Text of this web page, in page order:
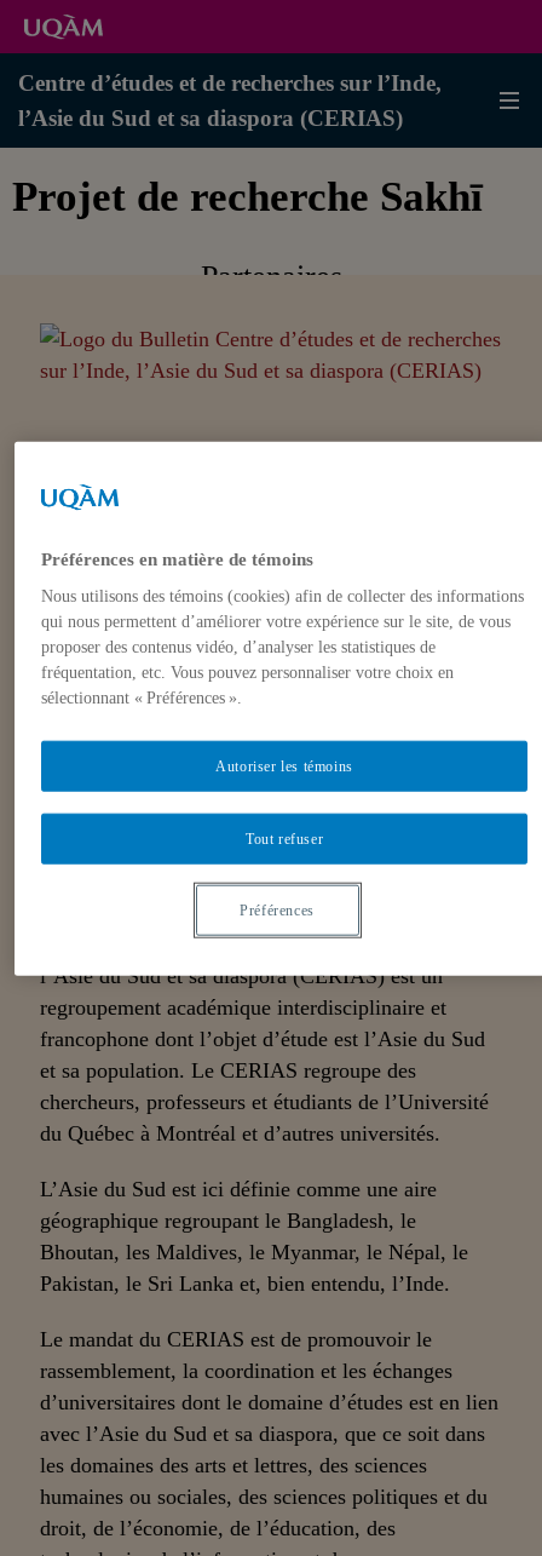
Centre d’études et de recherches sur l’Inde,
l’Asie du Sud et sa diaspora (CERIAS)
Projet de recherche Sakhī
Partenaires
du Sud et sa diaspora (CERIAS-UQAM)
Université du Québec à Montréal
Pavillon Thérèse-Casgrain (W)
455, boul. René-Lévesque Est
Montréal, QC H2L 4Y2
* Voir le plan du campus
Téléphone514 987-3000 #6909
Courriel
Le Centre d’études et de recherches sur l’Inde,
l’Asie du Sud et sa diaspora (CERIAS) est un
regroupement académique interdisciplinaire et
francophone dont l’objet d’étude est l’Asie du Sud
et sa population. Le CERIAS regroupe des
chercheurs, professeurs et étudiants de l’Université
du Québec à Montréal et d’autres universités.
L’Asie du Sud est ici définie comme une aire
géographique regroupant le Bangladesh, le
Bhoutan, les Maldives, le Myanmar, le Népal, le
Pakistan, le Sri Lanka et, bien entendu, l’Inde.
Le mandat du CERIAS est de promouvoir le
rassemblement, la coordination et les échanges
d’universitaires dont le domaine d’études est en lien
avec l’Asie du Sud et sa diaspora, que ce soit dans
les domaines des arts et lettres, des sciences
humaines ou sociales, des sciences politiques et du
droit, de l’économie, de l’éducation, des
Préférences en matière de témoins
Nous utilisons des témoins (cookies) afin de collecter des informations
qui nous permettent d’améliorer votre expérience sur le site, de vous
proposer des contenus vidéo, d’analyser les statistiques de
fréquentation, etc. Vous pouvez personnaliser votre choix en
sélectionnant « Préférences ».
Tout refuser
Autoriser les témoins
Préférences